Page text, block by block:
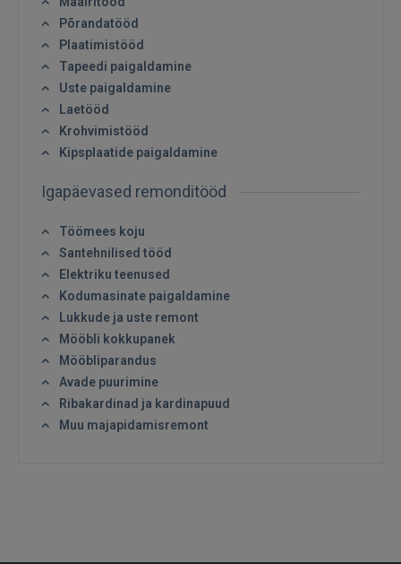
Sisene
Unustasite parooli?
FACEBOOK
 Sign in with Apple
Põrandatööd
Plaatimistööd
Tapeedi paigaldamine
Uste paigaldamine
Laetööd
Krohvimistööd
Kipsplaatide paigaldamine
Igapäevased remonditööd
Töömees koju
Santehnilised tööd
Elektriku teenused
Kodumasinate paigaldamine
Lukkude ja uste remont
Mööbli kokkupanek
Mööbliparandus
Avade puurimine
Ribakardinad ja kardinapuud
Muu majapidamisremont